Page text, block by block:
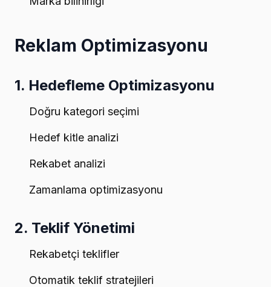
Reklam Optimizasyonu
1. Hedefleme Optimizasyonu
Doğru kategori seçimi
Hedef kitle analizi
Rekabet analizi
Zamanlama optimizasyonu
2. Teklif Yönetimi
Rekabetçi teklifler
Otomatik teklif stratejileri